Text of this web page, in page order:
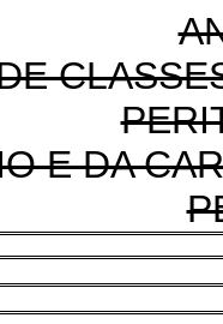
E DA